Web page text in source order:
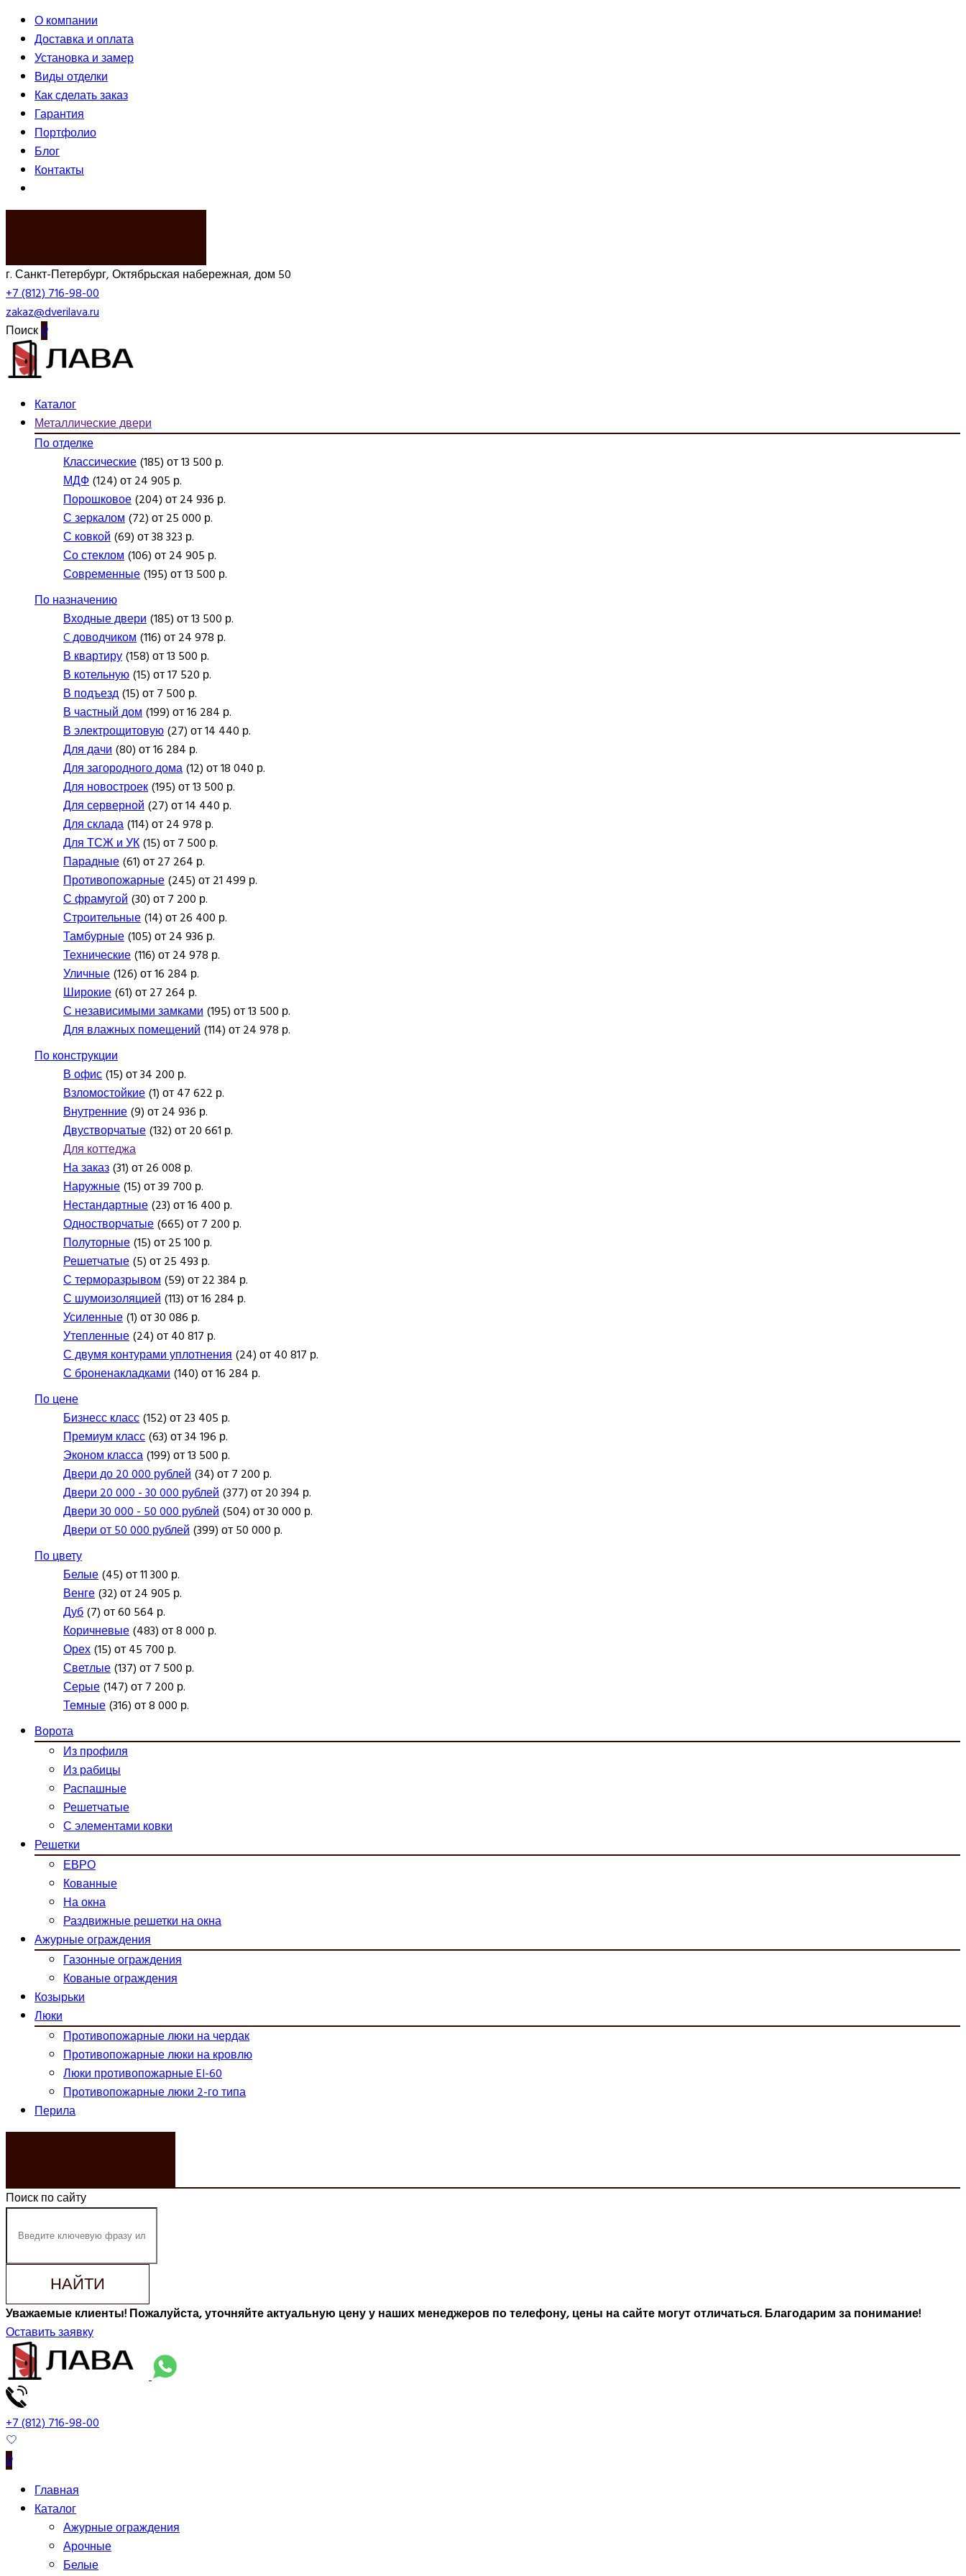
О компании
Доставка и оплата
Установка и замер
Виды отделки
Как сделать заказ
Гарантия
Портфолио
Блог
Контакты
г. Санкт-Петербург, Октябрьская набережная, дом 50
+7 (812) 716-98-00
zakaz@dverilava.ru
Поиск0
Каталог
Металлические двери
По отделке
Классические(185) от 13 500 р.
МДФ(124) от 24 905 р.
Порошковое(204) от 24 936 р.
С зеркалом(72) от 25 000 р.
С ковкой(69) от 38 323 р.
Со стеклом(106) от 24 905 р.
Современные(195) от 13 500 р.
По назначению
Входные двери(185) от 13 500 р.
C доводчиком(116) от 24 978 р.
В квартиру(158) от 13 500 р.
В котельную(15) от 17 520 р.
В подъезд(15) от 7 500 р.
В частный дом(199) от 16 284 р.
В электрощитовую(27) от 14 440 р.
Для дачи(80) от 16 284 р.
Для загородного дома(12) от 18 040 р.
Для новостроек(195) от 13 500 р.
Для серверной(27) от 14 440 р.
Для склада(114) от 24 978 р.
Для ТСЖ и УК(15) от 7 500 р.
Парадные(61) от 27 264 р.
Противопожарные(245) от 21 499 р.
С фрамугой(30) от 7 200 р.
Строительные(14) от 26 400 р.
Тамбурные(105) от 24 936 р.
Технические(116) от 24 978 р.
Уличные(126) от 16 284 р.
Широкие(61) от 27 264 р.
С независимыми замками(195) от 13 500 р.
Для влажных помещений(114) от 24 978 р.
По конструкции
В офис(15) от 34 200 р.
Взломостойкие(1) от 47 622 р.
Внутренние(9) от 24 936 р.
Двустворчатые(132) от 20 661 р.
Для коттеджа
На заказ(31) от 26 008 р.
Наружные(15) от 39 700 р.
Нестандартные(23) от 16 400 р.
Одностворчатые(665) от 7 200 р.
Полуторные(15) от 25 100 р.
Решетчатые(5) от 25 493 р.
С терморазрывом(59) от 22 384 р.
С шумоизоляцией(113) от 16 284 р.
Усиленные(1) от 30 086 р.
Утепленные(24) от 40 817 р.
С двумя контурами уплотнения(24) от 40 817 р.
С броненакладками(140) от 16 284 р.
По цене
Бизнесс класс(152) от 23 405 р.
Премиум класс(63) от 34 196 р.
Эконом класса(199) от 13 500 р.
Двери до 20 000 рублей(34) от 7 200 р.
Двери 20 000 - 30 000 рублей(377) от 20 394 р.
Двери 30 000 - 50 000 рублей(504) от 30 000 р.
Двери от 50 000 рублей(399) от 50 000 р.
По цвету
Белые(45) от 11 300 р.
Венге(32) от 24 905 р.
Дуб(7) от 60 564 р.
Коричневые(483) от 8 000 р.
Орех(15) от 45 700 р.
Светлые(137) от 7 500 р.
Серые(147) от 7 200 р.
Темные(316) от 8 000 р.
Ворота
Из профиля
Из рабицы
Распашные
Решетчатые
С элементами ковки
Решетки
ЕВРО
Кованные
На окна
Раздвижные решетки на окна
Ажурные ограждения
Газонные ограждения
Кованые ограждения
Козырьки
Люки
Противопожарные люки на чердак
Противопожарные люки на кровлю
Люки противопожарные EI-60
Противопожарные люки 2-го типа
Перила
Поиск по сайту
НАЙТИ
Уважаемые клиенты! Пожалуйста, уточняйте актуальную цену у наших менеджеров по телефону, цены на сайте могут отличаться. Благодарим за понимание!
Оставить заявку
+7 (812) 716-98-00
0
Главная
Каталог
Ажурные ограждения
Арочные
Белые